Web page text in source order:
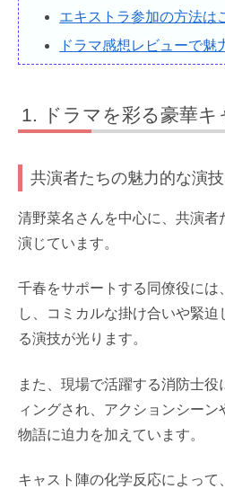
エキストラ参加の方法は
ドラマ感想レビューで魅
ドラマを彩る豪華
共演者たちの魅力的な演
清野菜名さんを中心に、共演者
演じています。
千春をサポートする同僚役には
し、コミカルな掛け合いや緊
る演技が光ります。
また、現場で活躍する消防士
ィングされ、アクションシー
物語に迫力を加えています。
キャスト陣の化学反応によって